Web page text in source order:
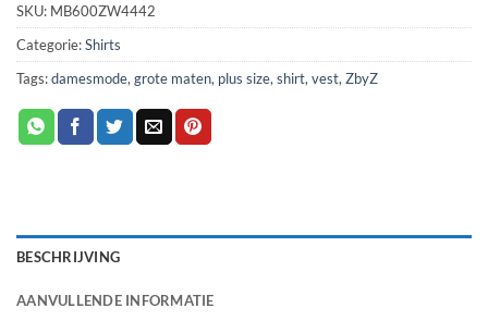
SKU: MB600ZW4442
Categorie:Shirts
Tags:damesmode, grote maten, plus size, shirt, vest, ZbyZ
BESCHRIJVING
AANVULLENDE INFORMATIE